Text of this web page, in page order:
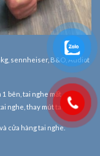
sennheiser, B&O, Audiot
bên, tai nghe mất
nghe, thay mút tai nghe.
cửa hàng tai nghe.